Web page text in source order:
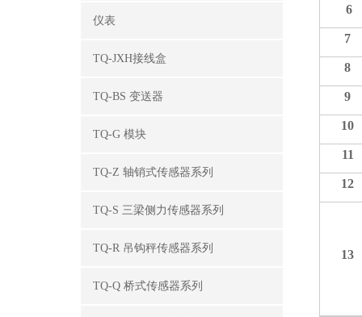
仪表
TQ-JXH接线盒
TQ-BS 变送器
TQ-G 模块
TQ-Z 轴销式传感器系列
TQ-S 三梁侧力传感器系列
TQ-R 吊钩秤传感器系列
TQ-Q 桥式传感器系列
6
7
8
9
10
11
12
13